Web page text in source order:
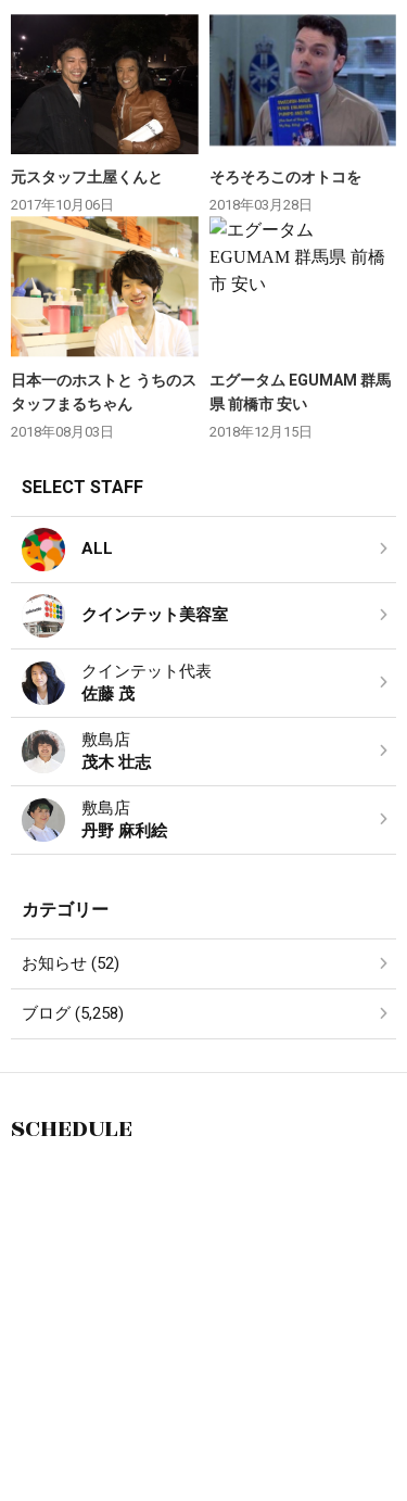
元スタッフ土屋くんと
2017年10月06日
そろそろこのオトコを
2018年03月28日
日本一のホストと うちのス
タッフまるちゃん
2018年08月03日
エグータム EGUMAM 群馬
県 前橋市 安い
2018年12月15日
SELECT STAFF
ALL
クインテット美容室
クインテット代表
佐藤 茂
敷島店
茂木 壮志
敷島店
丹野 麻利絵
カテゴリー
お知らせ (52)
ブログ (5,258)
SCHEDULE